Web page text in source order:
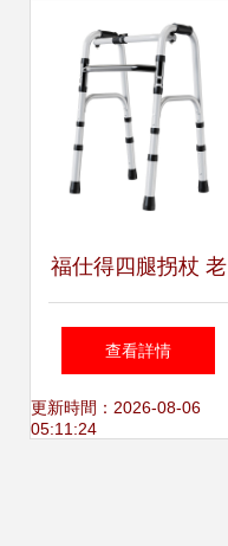
廠
福仕得四腿拐杖 老
年人膝關節置換術
后的行走助手
查看詳情
更新時間：2026-08-06
05:11:24